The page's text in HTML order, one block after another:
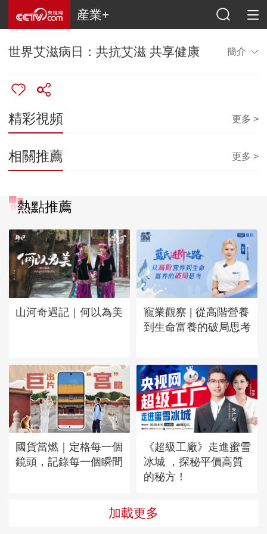
産業+
世界艾滋病日：共抗艾滋 共享健康 簡介
精彩視頻 更多 >
相關推薦 更多 >
熱點推薦
山河奇遇記｜何以為美
寵業觀察 | 從高階營養
到生命富養的破局思考
國貨當燃｜定格每一個
鏡頭，記錄每一個瞬間
《超級工廠》走進蜜雪
冰城 ，探秘平價高質
的秘方！
加載更多